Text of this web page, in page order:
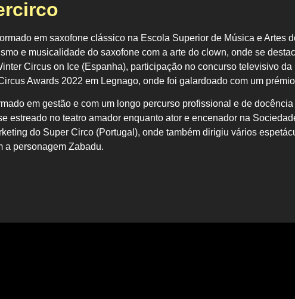
em saxofone clássico na Escola Superior de Música e Artes
e musicalidade do saxofone com a arte do clown, onde se
Circus on Ice (Espanha), participação no concurso televisivo da
Awards 2022 em Legnago, onde foi galardoado com um
em gestão e com um longo percurso profissional e de docência
estreado no teatro amador enquanto ator e encenador na
do Super Circo (Portugal), onde também dirigiu vários
a personagem Zabadu.